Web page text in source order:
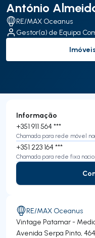
António
RE/MAX Oceanus
Gestor(a) de Equipa
Informação
+351 911 564 ***
Chamada para rede móvel
+351 223 164 ***
Chamada para rede fixa
RE/MAX Oceanus
Vintage Patamar -
Avenida Serpa Pinto, 464